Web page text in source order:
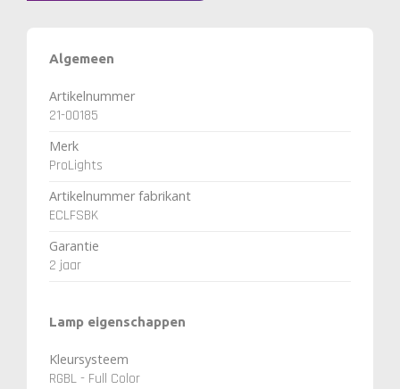
Algemeen
Artikelnummer
21-00185
Merk
ProLights
Artikelnummer fabrikant
ECLFSBK
Garantie
2 jaar
Lamp eigenschappen
Kleursysteem
RGBL - Full Color